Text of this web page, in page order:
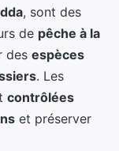
, sont des
de pêche à la
des espèces
. Les
contrôlées
et préserver